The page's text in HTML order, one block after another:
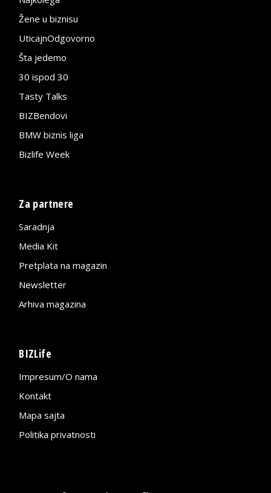
Žene u biznisu
UticajnOdgovorno
Šta jedemo
30 ispod 30
Tasty Talks
BIZBendovi
BMW biznis liga
Bizlife Week
Za partnere
Saradnja
Media Kit
Pretplata na magazin
Newsletter
Arhiva magazina
BIZLife
Impresum/O nama
Kontakt
Mapa sajta
Politika privatnosti